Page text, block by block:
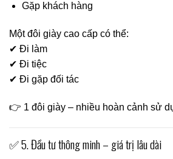
Gặp khách hàng
Một đôi giày cao cấp có thể:
✔ Đi làm
✔ Đi tiệc
✔ Đi gặp đối tác
👉 1 đôi giày – nhiều hoàn cảnh sử
✅ 5. Đầu tư thông minh – giá trị lâu dài